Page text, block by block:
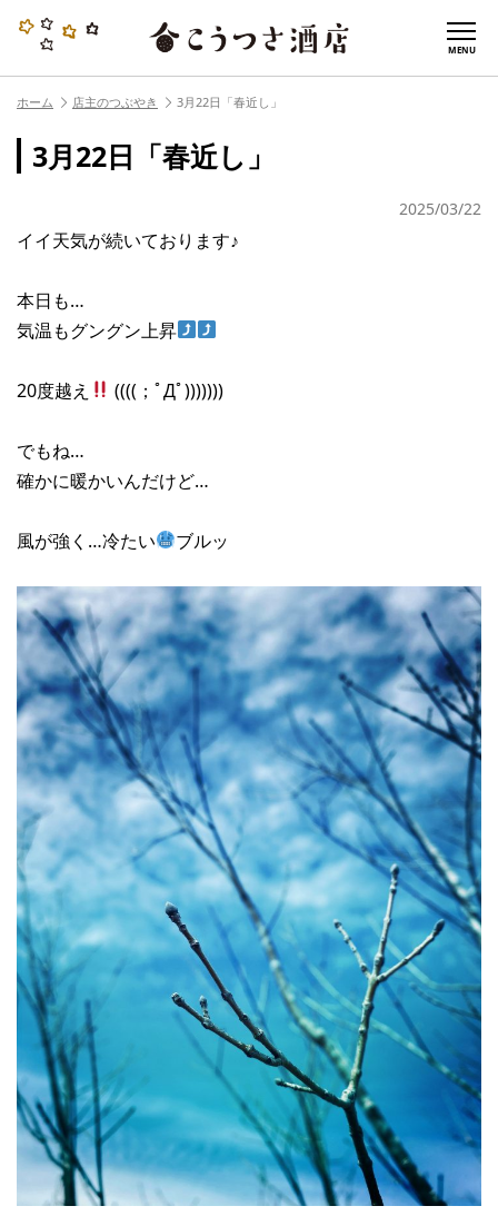
MENU
ホーム 店主のつぶやき 3月22日「春近し」
3月22日「春近し」
2025/03/22
イイ天気が続いております♪
本日も…
気温もグングン上昇
20度越え ((((；ﾟДﾟ)))))))
でもね…
確かに暖かいんだけど…
風が強く…冷たい ブルッ